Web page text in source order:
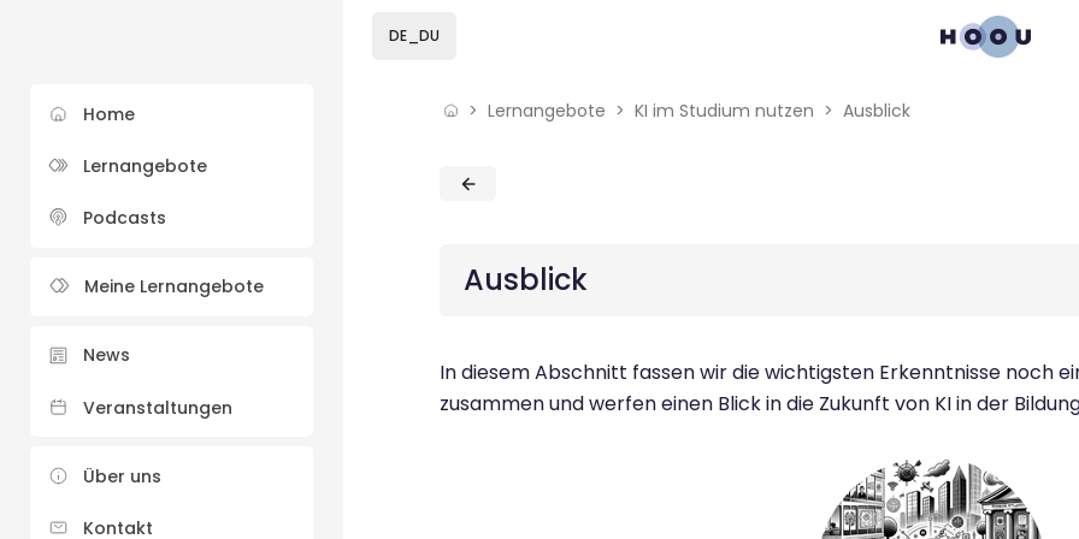
Home
Lernangebote
Podcasts
Meine Lernangebote
News
Veranstaltungen
Über uns
Kontakt
DE_DU
Lernangebote KI im Studium nutzen Ausblick
Blöcke
Blöcke
Ausblick
In diesem Abschnitt fassen wir die wichtigsten Erkenntnisse noch
zusammen und werfen einen Blick in die Zukunft von KI in der